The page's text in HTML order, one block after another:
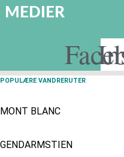
MEDIER
POPULÆRE VANDRERUTER
MONT BLANC
GENDARMSTIEN